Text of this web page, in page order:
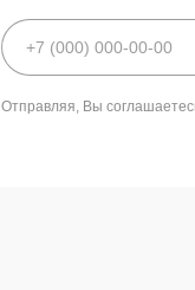
Отправляя, Вы